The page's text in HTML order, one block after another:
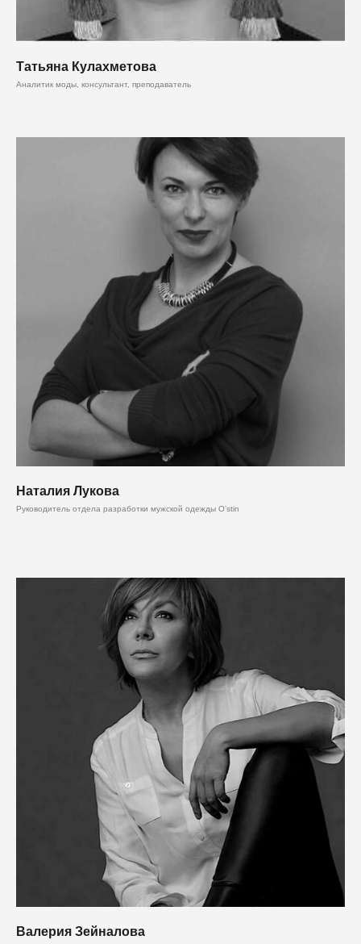
Татьяна Кулахметова
Аналитик моды, консультант, преподаватель
Наталия Лукова
Руководитель отдела разработки мужской одежды O’stin
Валерия Зейналова